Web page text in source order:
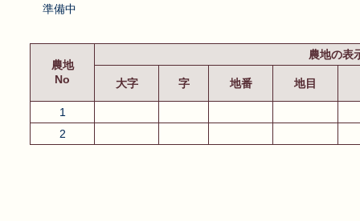
準備中
農地
No
農地の表
大字 字 地番 地目
1
2